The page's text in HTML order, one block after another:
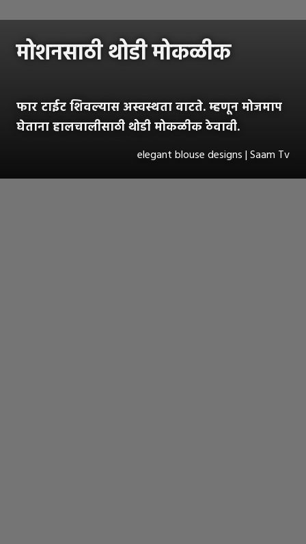
मोशनसाठी थोडी मोकळीक
फार टाईट शिवल्यास अस्वस्थता वाटते. म्हणून मोजमाप
घेताना हालचालीसाठी थोडी मोकळीक ठेवावी.
elegant blouse designs | Saam Tv